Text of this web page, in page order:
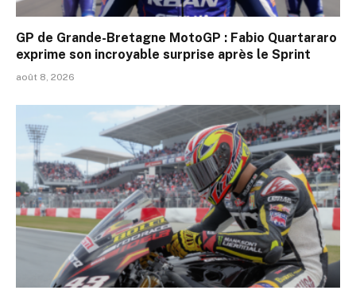
GP de Grande-Bretagne MotoGP : Fabio Quartararo
exprime son incroyable surprise après le Sprint
août 8, 2026